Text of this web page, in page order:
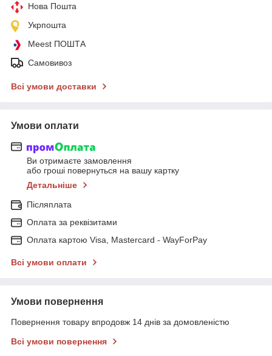
Нова Пошта
Укрпошта
Meest ПОШТА
Самовивоз
Всі умови доставки
Умови оплати
Ви отримаєте замовлення
або гроші повернуться на вашу картку
Детальніше
Післяплата
Оплата за реквізитами
Оплата картою Visa, Mastercard - WayForPay
Всі умови оплати
Умови повернення
Повернення товару впродовж 14 днів за домовленістю
Всі умови повернення